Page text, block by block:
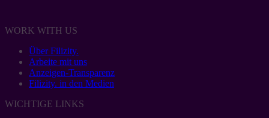
WORK WITH US
Über Filizity.
Arbeite mit uns
Anzeigen-Transparenz
Filizity. in den Medien
WICHTIGE LINKS